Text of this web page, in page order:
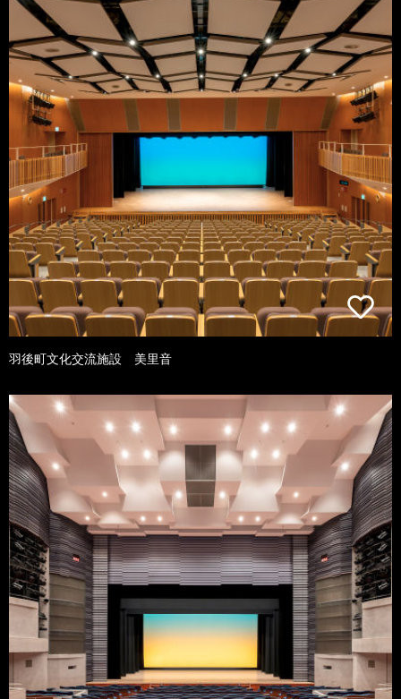
羽後町文化交流施設 美里音